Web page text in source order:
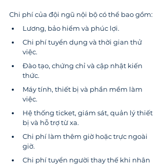
Chi phí của đội ngũ nội bộ có thể bao gồm:
Lương, bảo hiểm và phúc lợi.
Chi phí tuyển dụng và thời gian thử
việc.
Đào tạo, chứng chỉ và cập nhật kiến
thức.
Máy tính, thiết bị và phần mềm làm
việc.
Hệ thống ticket, giám sát, quản lý thiết
bị và hỗ trợ từ xa.
Chi phí làm thêm giờ hoặc trực ngoài
giờ.
Chi phí tuyển người thay thế khi nhân